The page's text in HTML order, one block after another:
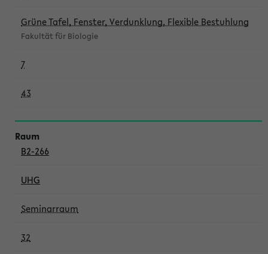
Grüne Tafel, Fenster, Verdunklung, Flexible Bestuhlung
Fakultät für Biologie
7
43
B2-266
UHG
Seminarraum
32